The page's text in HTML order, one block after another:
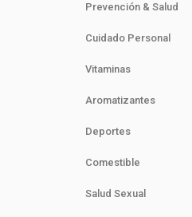
Prevención & Salud
Cuidado Personal
Vitaminas
Aromatizantes
Deportes
Comestible
Salud Sexual